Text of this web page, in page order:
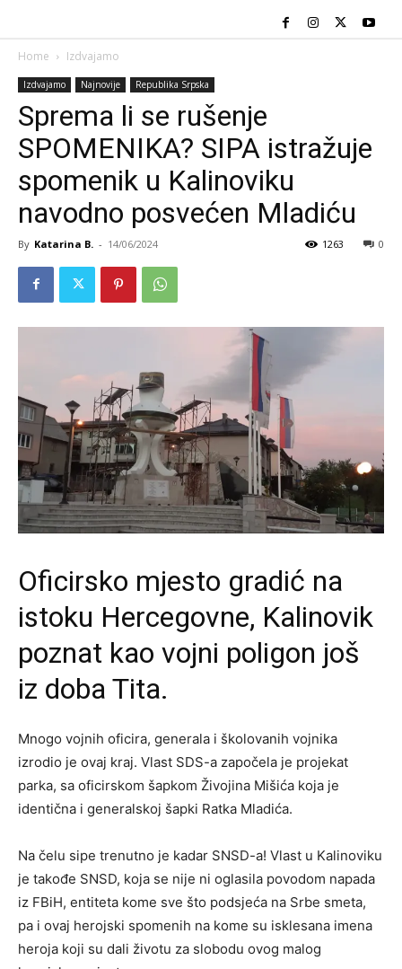
Home Izdvajamo
Izdvajamo Najnovije Republika Srpska
Sprema li se rušenje
SPOMENIKA? SIPA istražuje
spomenik u Kalinoviku
navodno posvećen Mladiću
By Katarina B. - 14/06/2024 0
1263
Oficirsko mjesto gradić na
istoku Hercegovne, Kalinovik
poznat kao vojni poligon još
iz doba Tita.
Mnogo vojnih oficira, generala i školovanih vojnika
izrodio je ovaj kraj. Vlast SDS-a započela je projekat
parka, sa oficirskom šapkom Živojina Mišića koja je
identična i generalskoj šapki Ratka Mladića.
Na čelu sipe trenutno je kadar SNSD-a! Vlast u Kalinoviku
je takođe SNSD, koja se nije ni oglasila povodom napada
iz FBiH, entiteta kome sve što podsjeća na Srbe smeta,
pa i ovaj herojski spomenih na kome su isklesana imena
heroja koji su dali životu za slobodu ovog malog